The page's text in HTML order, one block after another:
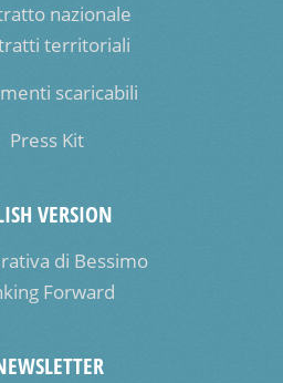
nazionale
territoriali
scaricabili
Press Kit
VERSION
di Bessimo
Forward